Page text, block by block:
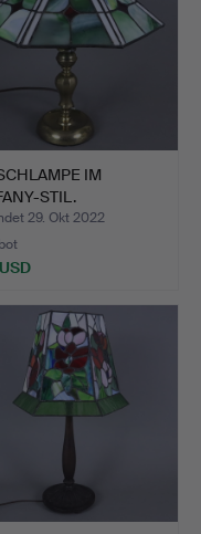
IM
STIL.
29. Okt 2022